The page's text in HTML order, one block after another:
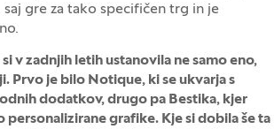
gre za tako specifičen trg in je
v zadnjih letih ustanovila ne samo eno,
Prvo je bilo Notique, ki se ukvarja s
dodatkov, drugo pa Bestika, kjer
personalizirane grafike. Kje si dobila še ta